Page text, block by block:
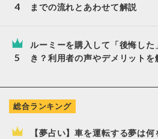
までの流れとあわせて解説
ルーミーを購入して「後悔した
き？利用者の声やデメリットを
総合ランキング
【夢占い】車を運転する夢は